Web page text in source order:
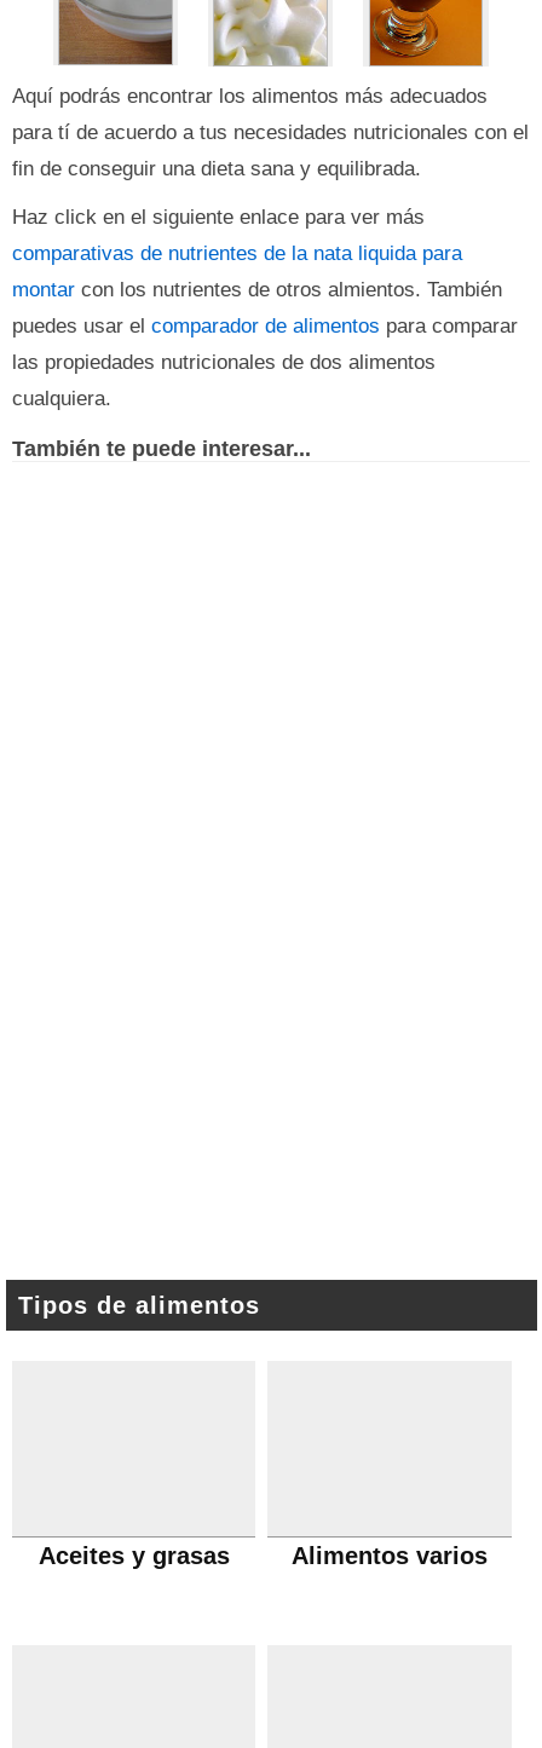
Aquí podrás encontrar los alimentos más adecuados
para tí de acuerdo a tus necesidades nutricionales con el
fin de conseguir una dieta sana y equilibrada.
Haz click en el siguiente enlace para ver más
comparativas de nutrientes de la nata liquida para
montar con los nutrientes de otros almientos. También
puedes usar el comparador de alimentos para comparar
las propiedades nutricionales de dos alimentos
cualquiera.
También te puede interesar...
Tipos de alimentos
Aceites y grasas Alimentos varios